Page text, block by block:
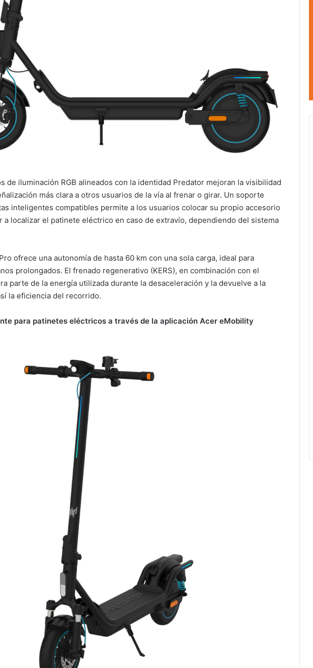
de iluminación RGB alineados con la identidad Predator mejoran la visibilidad
más clara a otros usuarios de la vía al frenar o girar. Un soporte
inteligentes compatibles permite a los usuarios colocar su propio accesorio
a localizar el patinete eléctrico en caso de extravío, dependiendo del sistema
ofrece una autonomía de hasta 60 km con una sola carga, ideal para
prolongados. El frenado regenerativo (KERS), en combinación con el
parte de la energía utilizada durante la desaceleración y la devuelve a la
la eficiencia del recorrido.
para patinetes eléctricos a través de la aplicación Acer eMobility